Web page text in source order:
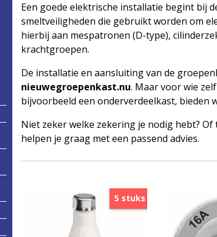
Een goede elektrische installatie begint bij
smeltveiligheden die gebruikt worden om
hierbij aan mespatronen (D-type),
krachtgroepen.
De installatie en aansluiting van de
nieuwegroepenkast.nu. Maar voor wie
bijvoorbeeld een onderverdeelkast, bieden
Niet zeker welke zekering je nodig hebt?
helpen je graag met een passend advies.
5 stuks